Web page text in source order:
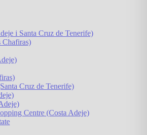
i Santa Cruz de Tenerife)
Chafiras)
Cruz de Tenerife)
Centre (Costa Adeje)